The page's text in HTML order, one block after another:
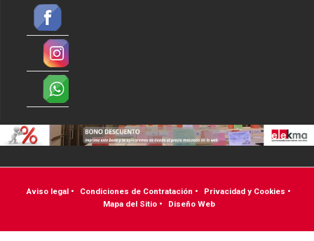
Aviso legal • Condiciones de Contratación • Privacidad y Cookies •
Mapa del Sitio• Diseño Web